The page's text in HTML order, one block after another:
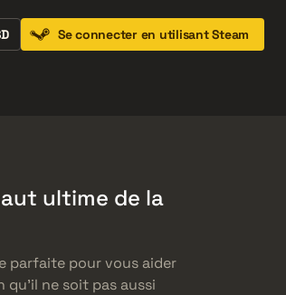
Se connecter en utilisant Steam
ultime de la
parfaite pour vous aider
qu’il ne soit pas aussi